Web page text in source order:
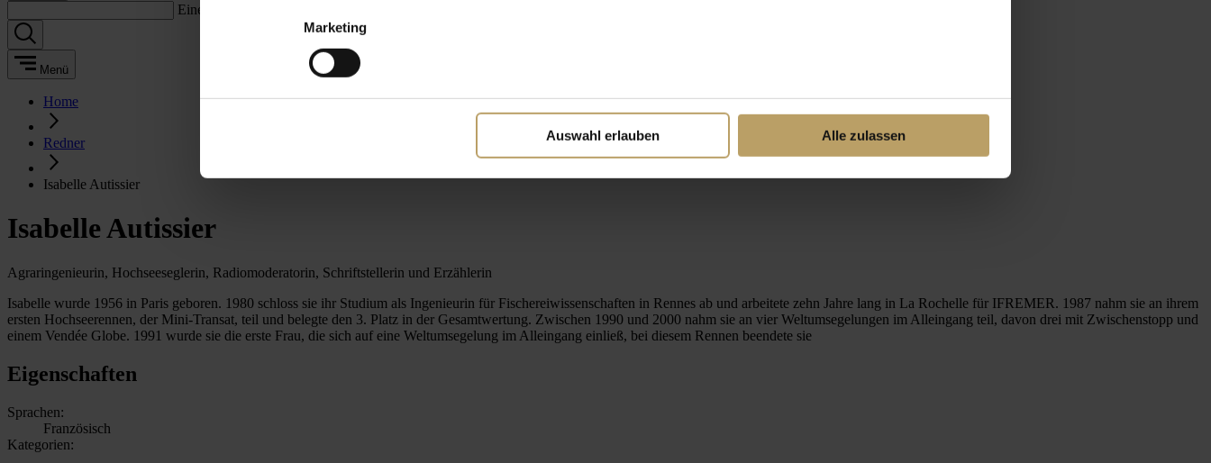
Marketing
Auswahl erlauben Alle zulassen
Einen Suchbegriff eingeben:
Menü
Home
Redner
Isabelle Autissier
Isabelle Autissier
Agraringenieurin, Hochseeseglerin, Radiomoderatorin, Schriftstellerin und Erzählerin
Isabelle wurde 1956 in Paris geboren. 1980 schloss sie ihr Studium als Ingenieurin für Fischereiwissenschaften in Rennes ab und arbeitete zehn Jahre lang in La Rochelle für IFREMER. 1987 nahm sie an ihrem
ersten Hochseerennen, der Mini-Transat, teil und belegte den 3. Platz in der Gesamtwertung. Zwischen 1990 und 2000 nahm sie an vier Weltumsegelungen im Alleingang teil, davon drei mit Zwischenstopp und
einem Vendée Globe. 1991 wurde sie die erste Frau, die sich auf eine Weltumsegelung im Alleingang einließ, bei diesem Rennen beendete sie
Eigenschaften
Sprachen:
Französisch
Kategorien: